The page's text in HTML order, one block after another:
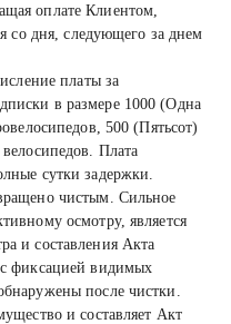
оплате Клиентом,
со дня, следующего за днем
платы за
в размере 1000 (Одна
500 (Пятьсот)
Плата
сутки задержки.
чистым. Сильное
осмотру, является
и составления Акта
с фиксацией видимых
после чистки.
и составляет Акт